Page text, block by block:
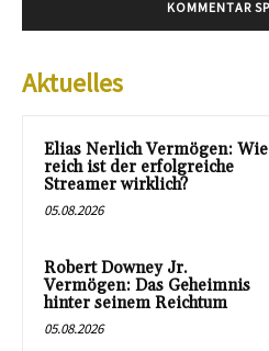
Aktuelles
Elias Nerlich Vermögen: Wie
reich ist der erfolgreiche
Streamer wirklich?
05.08.2026
Robert Downey Jr.
Vermögen: Das Geheimnis
hinter seinem Reichtum
05.08.2026